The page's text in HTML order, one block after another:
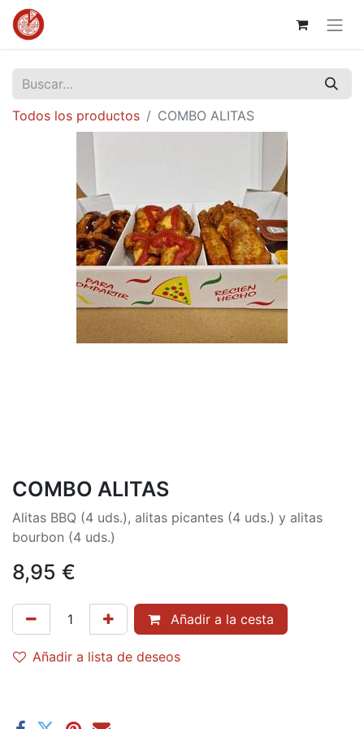
Todos los productos COMBO ALITAS
COMBO ALITAS
Alitas BBQ (4 uds.), alitas picantes (4 uds.) y alitas
bourbon (4 uds.)
8,95 €
Añadir a la cesta
Añadir a lista de deseos